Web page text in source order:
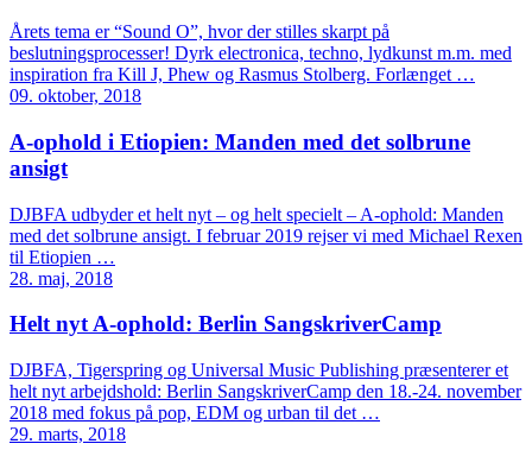
Årets tema er “Sound O”, hvor der stilles skarpt på
beslutningsprocesser! Dyrk electronica, techno, lydkunst m.m. med
inspiration fra Kill J, Phew og Rasmus Stolberg. Forlænget …
09. oktober, 2018
A-ophold i Etiopien: Manden med det solbrune
ansigt
DJBFA udbyder et helt nyt – og helt specielt – A-ophold: Manden
med det solbrune ansigt. I februar 2019 rejser vi med Michael Rexen
til Etiopien …
28. maj, 2018
Helt nyt A-ophold: Berlin SangskriverCamp
DJBFA, Tigerspring og Universal Music Publishing præsenterer et
helt nyt arbejdshold: Berlin SangskriverCamp den 18.-24. november
2018 med fokus på pop, EDM og urban til det …
29. marts, 2018